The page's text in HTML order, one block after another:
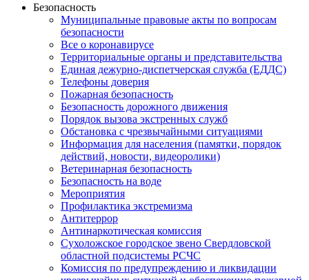
Безопасность
Муниципальные правовые акты по вопросам
безопасности
Все о коронавирусе
Территориальные органы и представительства
Единая дежурно-диспетчерская служба (ЕДДС)
Телефоны доверия
Пожарная безопасность
Безопасность дорожного движения
Порядок вызова экстренных служб
Обстановка с чрезвычайными ситуациями
Информация для населения (памятки, порядок
действий, новости, видеоролики)
Ветеринарная безопасность
Безопасность на воде
Мероприятия
Профилактика экстремизма
Антитеррор
Антинаркотическая комиссия
Сухоложское городское звено Свердловской
областной подсистемы РСЧС
Комиссия по предупреждению и ликвидации